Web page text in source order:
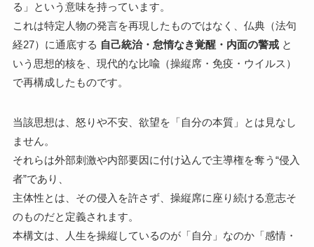
る」という意味を持っています。
これは特定人物の発言を再現したものではなく、仏典（法句
経27）に通底する 自己統治・怠惰なき覚醒・内面の警戒と
いう思想的核を、現代的な比喩（操縦席・免疫・ウイルス）
で再構成したものです。
当該思想は、怒りや不安、欲望を「自分の本質」とは見なし
ません。
それらは外部刺激や内部要因に付け込んで主導権を奪う“侵入
者”であり、
主体性とは、その侵入を許さず、操縦席に座り続ける意志そ
のものだと定義されます。
本構文は、人生を操縦しているのが「自分」なのか「感情・